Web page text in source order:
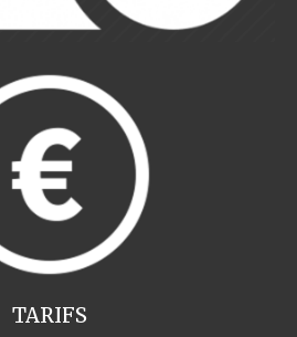
TARIFS